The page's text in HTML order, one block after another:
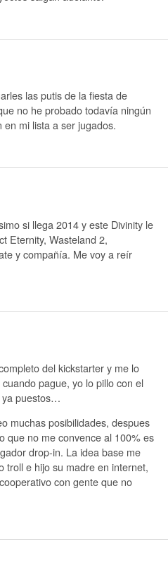
las putis de la fiesta de
no he probado todavía ningún
en mi lista a ser jugados.
si llega 2014 y este Divinity le
Eternity, Wasteland 2,
y compañía. Me voy a reír
del kickstarter y me lo
pague, yo lo pillo con el
ya puestos…
muchas posibilidades, despues
que no me convence al 100% es
drop-in. La idea base me
troll e hijo su madre en internet,
con gente que no